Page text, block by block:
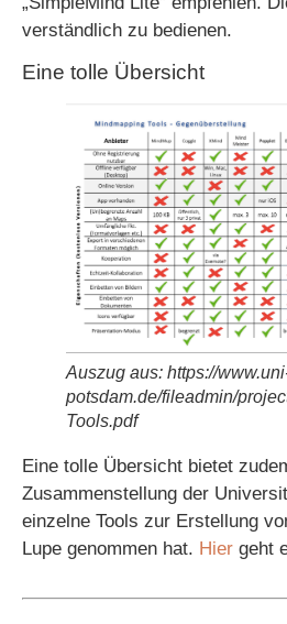
verständlich zu bedienen.
Eine tolle Übersicht
Auszug aus: https://
potsdam.de/fileadmin/
Tools.pdf
Eine tolle Übersicht bietet
Zusammenstellung der
einzelne Tools zur Erstellung
Lupe genommen hat. Hier geht